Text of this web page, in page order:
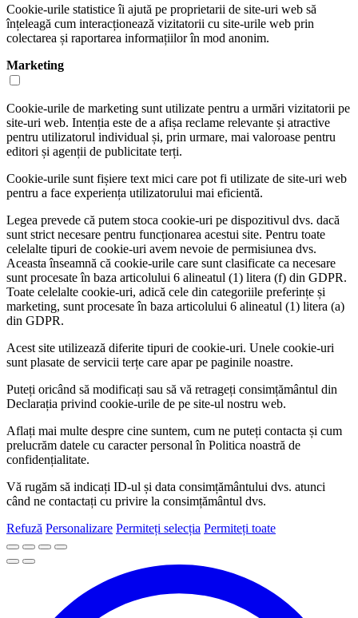
Cookie-urile statistice îi ajută pe proprietarii de site-uri web să
înțeleagă cum interacționează vizitatorii cu site-urile web prin
colectarea și raportarea informațiilor în mod anonim.
Marketing
Cookie-urile de marketing sunt utilizate pentru a urmări vizitatorii pe
site-uri web. Intenția este de a afișa reclame relevante și atractive
pentru utilizatorul individual și, prin urmare, mai valoroase pentru
editori și agenții de publicitate terți.
Cookie-urile sunt fișiere text mici care pot fi utilizate de site-uri web
pentru a face experiența utilizatorului mai eficientă.
Legea prevede că putem stoca cookie-uri pe dispozitivul dvs. dacă
sunt strict necesare pentru funcționarea acestui site. Pentru toate
celelalte tipuri de cookie-uri avem nevoie de permisiunea dvs.
Aceasta înseamnă că cookie-urile care sunt clasificate ca necesare
sunt procesate în baza articolului 6 alineatul (1) litera (f) din GDPR.
Toate celelalte cookie-uri, adică cele din categoriile preferințe și
marketing, sunt procesate în baza articolului 6 alineatul (1) litera (a)
din GDPR.
Acest site utilizează diferite tipuri de cookie-uri. Unele cookie-uri
sunt plasate de servicii terțe care apar pe paginile noastre.
Puteți oricând să modificați sau să vă retrageți consimțământul din
Declarația privind cookie-urile de pe site-ul nostru web.
Aflați mai multe despre cine suntem, cum ne puteți contacta și cum
prelucrăm datele cu caracter personal în Politica noastră de
confidențialitate.
Vă rugăm să indicați ID-ul și data consimțământului dvs. atunci
când ne contactați cu privire la consimțământul dvs.
Refuză Personalizare Permiteți selecția Permiteți toate